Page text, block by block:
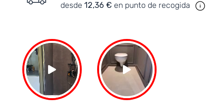
desde 12,36 € en punto de recogida